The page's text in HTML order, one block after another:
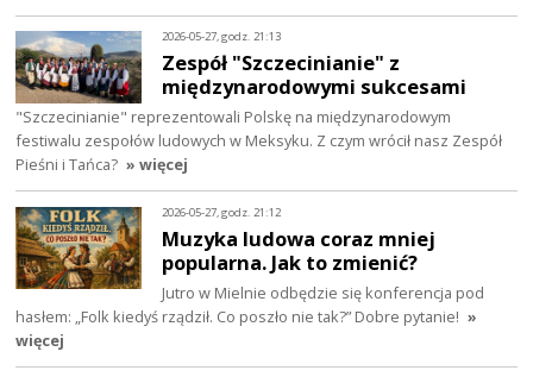
2026-05-27, godz. 21:13
Zespół "Szczecinianie" z
międzynarodowymi sukcesami
"Szczecinianie" reprezentowali Polskę na międzynarodowym
festiwalu zespołów ludowych w Meksyku. Z czym wrócił nasz Zespół
Pieśni i Tańca? » więcej
2026-05-27, godz. 21:12
Muzyka ludowa coraz mniej
popularna. Jak to zmienić?
Jutro w Mielnie odbędzie się konferencja pod
hasłem: „Folk kiedyś rządził. Co poszło nie tak?” Dobre pytanie! »
więcej